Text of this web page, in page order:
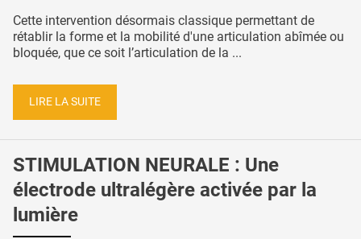
Cette intervention désormais classique permettant de
rétablir la forme et la mobilité d'une articulation abîmée ou
bloquée, que ce soit l’articulation de la ...
LIRE LA SUITE
STIMULATION NEURALE : Une
électrode ultralégère activée par la
lumière